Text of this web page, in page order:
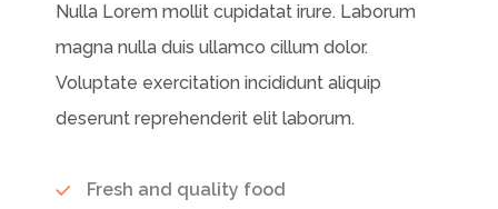
Nulla Lorem mollit cupidatat irure. Laborum
magna nulla duis ullamco cillum dolor.
Voluptate exercitation incididunt aliquip
deserunt reprehenderit elit laborum.
Fresh and quality food